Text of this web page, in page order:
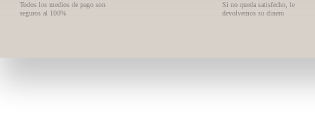
Todos los medios de pago son
seguros al 100%
Si no queda satisfecho, le
devolvemos su dinero